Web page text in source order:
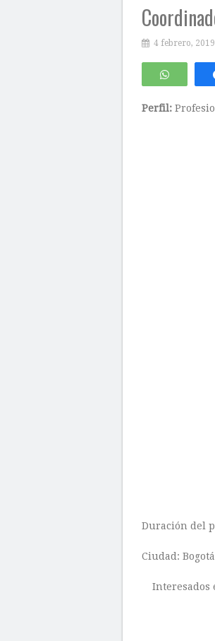
4 febrero, 2019
Perfil:
Duración del
Ciudad:
Interesados